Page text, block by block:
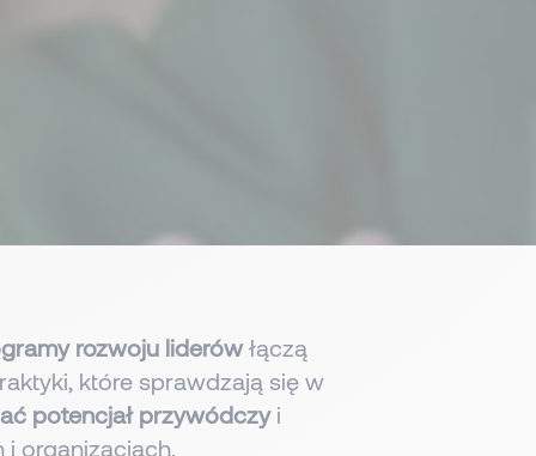
rozwoju liderówłączą
które sprawdzają się w
potencjał przywódczyi
organizacjach.